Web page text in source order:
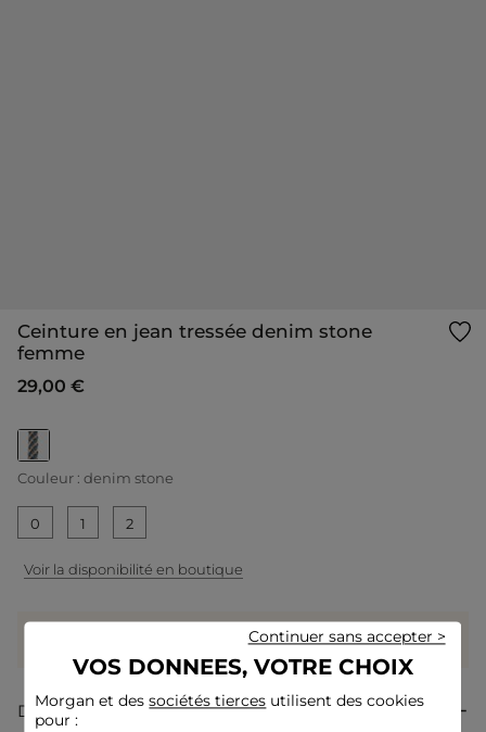
Ceinture en jean tressée denim stone
femme
29,00 €
selected
Couleur : denim stone
0 1 2
Voir la disponibilité en boutique
29 coeurs grâce à ce produit
Connectez-vous ou inscrivez-vous
Description
VOS DONNEES, VOTRE CHOIX
Morgan et dessociétés tierces utilisent des cookies
pour :
Continuer sans accepter >